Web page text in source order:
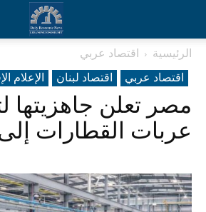
الرئيسية
اقتصاد عربي
اقتصاد عربي
اقتصاد لبنان الإعلام
مصر تعلن جاهزيتها
عربات القطارات